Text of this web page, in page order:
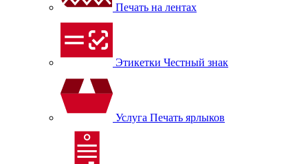
Печать на лентах
Этикетки Честный знак
Услуга Печать ярлыков